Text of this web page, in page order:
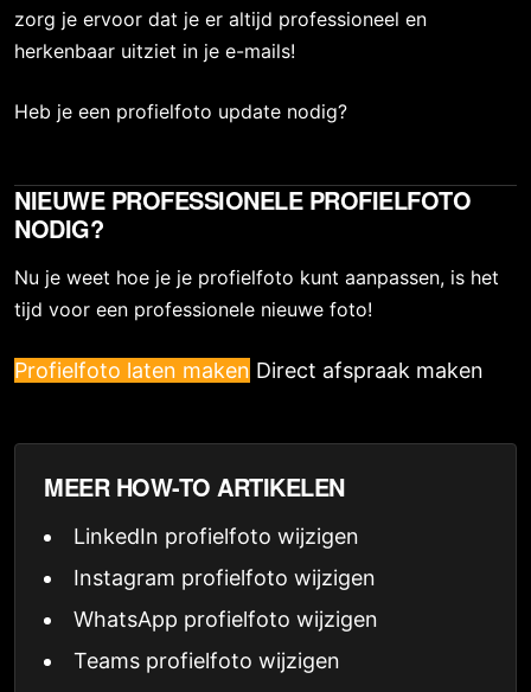
zorg je ervoor dat je er altijd professioneel en
herkenbaar uitziet in je e-mails!
Heb je een profielfoto update nodig?
NIEUWE PROFESSIONELE PROFIELFOTO
NODIG?
Nu je weet hoe je je profielfoto kunt aanpassen, is het
tijd voor een professionele nieuwe foto!
Profielfoto laten maken Direct afspraak maken
MEER HOW-TO ARTIKELEN
LinkedIn profielfoto wijzigen
Instagram profielfoto wijzigen
WhatsApp profielfoto wijzigen
Teams profielfoto wijzigen